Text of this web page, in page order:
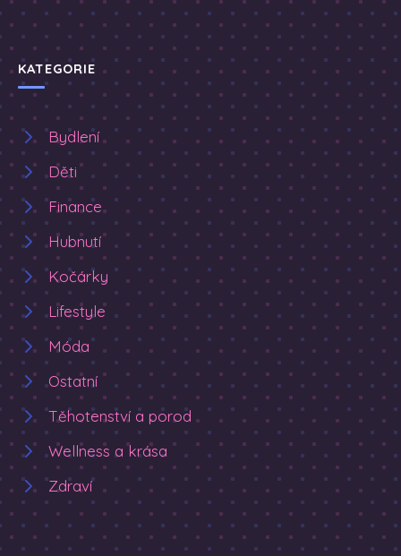
KATEGORIE
Bydlení
Děti
Finance
Hubnutí
Kočárky
Lifestyle
Móda
Ostatní
Těhotenství a porod
Wellness a krása
Zdraví